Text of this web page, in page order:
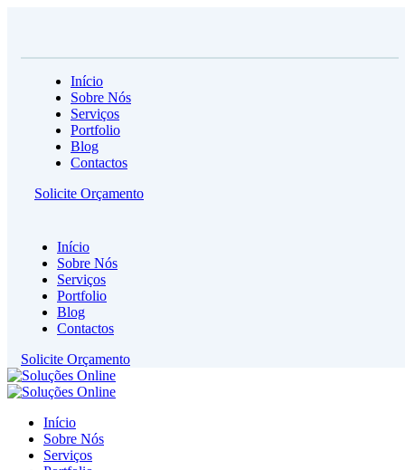
Início
Sobre Nós
Serviços
Portfolio
Blog
Contactos
Solicite Orçamento
Início
Sobre Nós
Serviços
Portfolio
Blog
Contactos
Solicite Orçamento
Início
Sobre Nós
Serviços